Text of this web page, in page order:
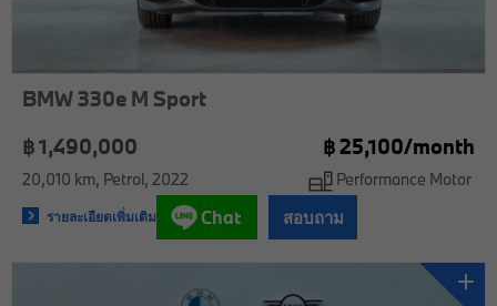
BMW 330e M Sport
฿ 1,490,000
฿25,100/month
20,010 km Petrol 2022 Performance Motor
รายละเอียดเพิ่มเติม Chat สอบถาม